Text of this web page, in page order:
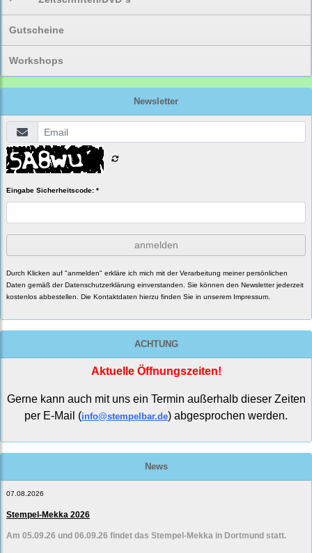
Gutscheine
Workshops
Newsletter
Eingabe Sicherheitscode: *
anmelden
Durch Klicken auf "anmelden" erkläre ich mich mit der Verarbeitung meiner persönlichen
Daten gemäß der Datenschutzerklärung einverstanden. Sie können den Newsletter jederzeit
kostenlos abbestellen. Die Kontaktdaten hierzu finden Sie in unserem Impressum.
ACHTUNG
Aktuelle Öffnungszeiten!
Gerne kann auch mit uns ein Termin außerhalb dieser Zeiten
per E-Mail (info@stempelbar.de) abgesprochen werden.
News
07.08.2026
Stempel-Mekka 2026
Am 05.09.26 und 06.09.26 findet das Stempel-Mekka in Dortmund statt.